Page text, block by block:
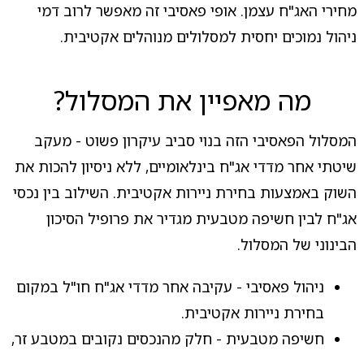
מחירי האג"ח עצמן. אופי פאסיבי זה מאפשר לרוב דמי
ניהול נמוכים יחסית למסלולים מנוהלים אקטיבית.
מה מאפיין את המסלול?
המסלול הפאסיבי הזה בנוי סביב עיקרון פשוט - מעקב
שיטתי אחר מדדי אג"ח בינלאומיים, ללא ניסיון להכות את
השוק באמצעות בחירת ניירות אקטיבית. השילוב בין נכסי
אג"ח לבין חשיפה מטבעית מגדיר את פרופיל הסיכון
הבינוני של המסלול.
ניהול פאסיבי - עקיבה אחר מדדי אג"ח חו"ל במקום
בחירת ניירות אקטיבית.
חשיפה מטבעית - חלק מהנכסים נקובים במטבע זר,